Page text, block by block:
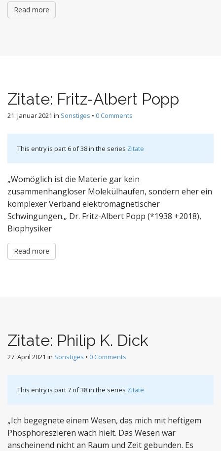
Read more
Zitate: Fritz-Albert Popp
21. Januar 2021 in Sonstiges • 0 Comments
This entry is part 6 of 38 in the series Zitate
„Womöglich ist die Materie gar kein
zusammenhangloser Molekülhaufen, sondern eher ein
komplexer Verband elektromagnetischer
Schwingungen.„ Dr. Fritz-Albert Popp (*1938 +2018),
Biophysiker
Read more
Zitate: Philip K. Dick
27. April 2021 in Sonstiges • 0 Comments
This entry is part 7 of 38 in the series Zitate
„Ich begegnete einem Wesen, das mich mit heftigem
Phosphoreszieren wach hielt. Das Wesen war
anscheinend nicht an Raum und Zeit gebunden. Es